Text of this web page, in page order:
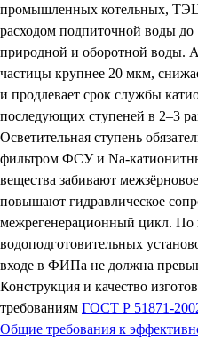
промышленных котельных, ТЭЦ
расходом подпиточной воды до
природной и оборотной воды.
частицы крупнее 20 мкм,
и продлевает срок службы
последующих ступеней в 2–3
Осветительная ступень
фильтром ФСУ и Na-
вещества забивают
повышают гидравлическое
межрегенерационный цикл.
водоподготовительных
входе в ФИПа не должна
Конструкция и качество
требованиям ГОСТ Р 51871-
Общие требования к